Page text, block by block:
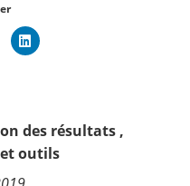
des résultats,
et outils